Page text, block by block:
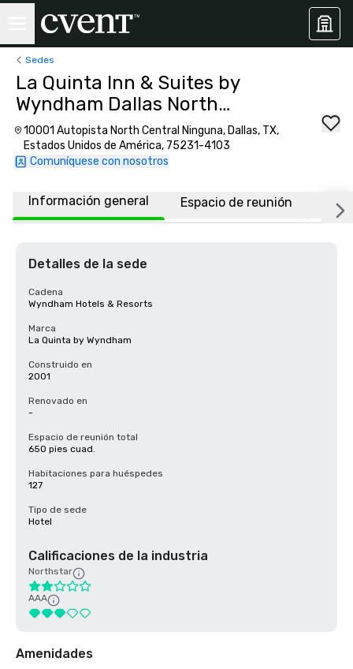
Sedes
La Quinta Inn & Suites by
Wyndham Dallas North
Central
10001 Autopista North Central Ninguna, Dallas, TX,
Estados Unidos de América, 75231-4103
Comuníquese con nosotros
Información general Espacio de reunión
Detalles de la sede
Cadena
Wyndham Hotels & Resorts
Marca
La Quinta by Wyndham
Construido en
2001
Renovado en
-
Espacio de reunión total
650 pies cuad.
Habitaciones para huéspedes
127
Tipo de sede
Hotel
Calificaciones de la industria
Northstar
AAA
Amenidades